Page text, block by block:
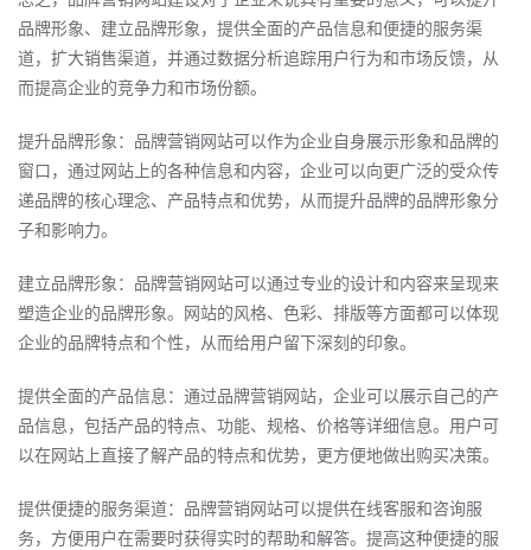
品牌形象、建立品牌形象，提供全面的产品信息和便捷的服务渠
道，扩大销售渠道，并通过数据分析追踪用户行为和市场反馈，从
而提高企业的竞争力和市场份额。
提升品牌形象：品牌营销网站可以作为企业自身展示形象和品牌的
窗口，通过网站上的各种信息和内容，企业可以向更广泛的受众传
递品牌的核心理念、产品特点和优势，从而提升品牌的品牌形象分
子和影响力。
建立品牌形象：品牌营销网站可以通过专业的设计和内容来呈现来
塑造企业的品牌形象。网站的风格、色彩、排版等方面都可以体现
企业的品牌特点和个性，从而给用户留下深刻的印象。
提供全面的产品信息：通过品牌营销网站，企业可以展示自己的产
品信息，包括产品的特点、功能、规格、价格等详细信息。用户可
以在网站上直接了解产品的特点和优势，更方便地做出购买决策。
提供便捷的服务渠道：品牌营销网站可以提供在线客服和咨询服
务，方便用户在需要时获得实时的帮助和解答。提高这种便捷的服